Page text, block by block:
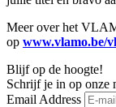
Meer over het
op www.vlamo.be/
Blijf op de hoogte!
Schrijf je in op onze
Email Address